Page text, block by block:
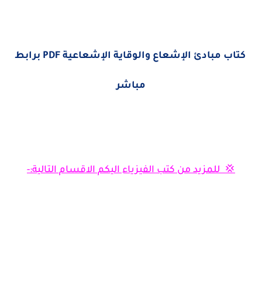
كتاب مبادئ الإشعاع والوقاية الإشعاعية PDF برابط
مباشر
💢 للمزيد من كتب الفيزياء اليكم الاقسام التالية:-